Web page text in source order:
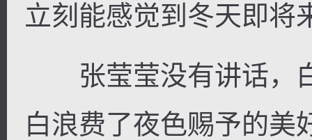
立刻能感觉到冬天即将
张莹莹没有讲话，
白浪费了夜色赐予的美